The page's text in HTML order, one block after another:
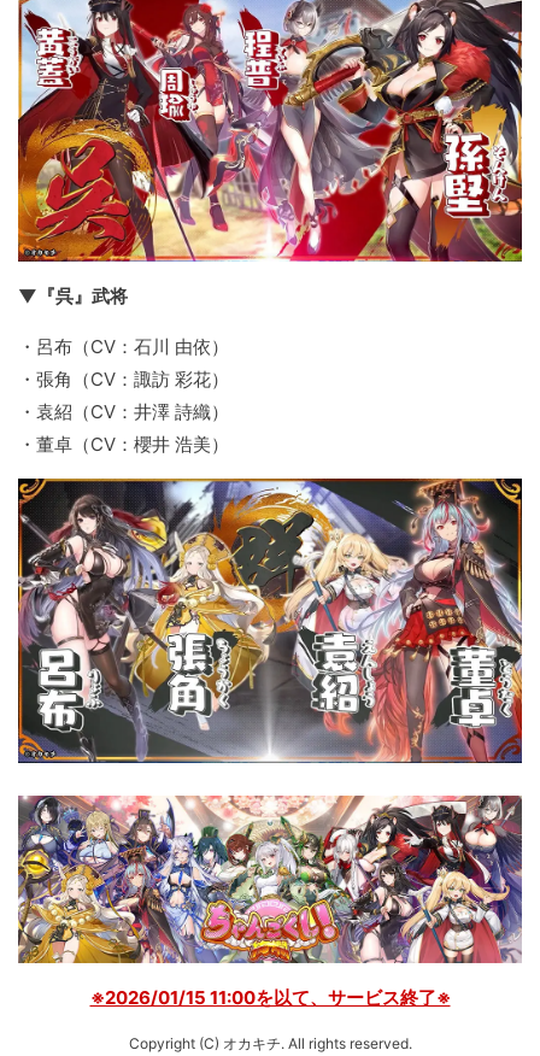
▼『呉』武将
・呂布（CV：石川 由依）
・張角（CV：諏訪 彩花）
・袁紹（CV：井澤 詩織）
・董卓（CV：櫻井 浩美）
※2026/01/15 11:00を以て、サービス終了※
Copyright (C) オカキチ. All rights reserved.